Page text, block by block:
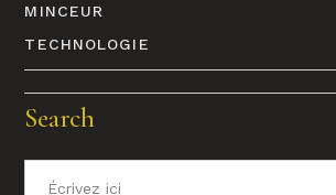
MINCEUR
TECHNOLOGIE
Search
Recherche
pour